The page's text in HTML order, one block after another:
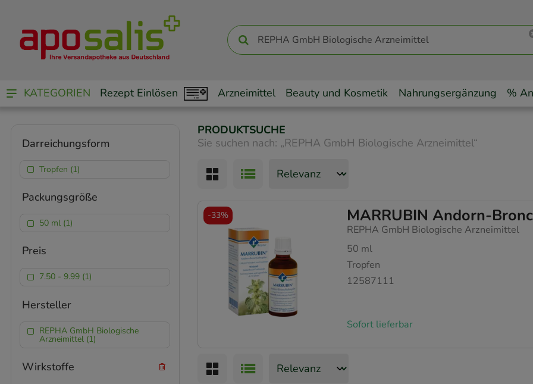
KATEGORIEN Rezept Einlösen Arzneimittel Beauty und Kosmetik Nahrungsergänzung %
PRODUKTSUCHE
Sie suchen nach: „REPHA GmbH Biologische Arzneimittel“
MARRUBIN Andorn-
REPHA GmbH Biologische Arzneimittel
50 ml
Tropfen
12587111
Sofort lieferbar
-33%
Darreichungsform
Tropfen (1)
Packungsgröße
50 ml (1)
Preis
7.50 - 9.99 (1)
Hersteller
REPHA GmbH Biologische
Arzneimittel (1)
Wirkstoffe